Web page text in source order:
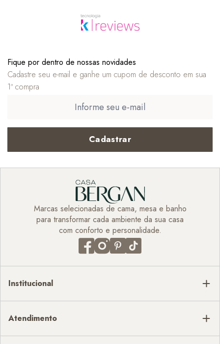
Fique por dentro de nossas novidades
Cadastre seu e-mail e ganhe um cupom de desconto em sua
1ª compra
Cadastrar
Marcas selecionadas de cama, mesa e banho
para transformar cada ambiente da sua casa
com conforto e personalidade.
Institucional
Atendimento